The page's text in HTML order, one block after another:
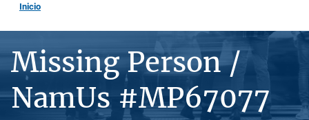
Inicio
Missing Person /
NamUs #MP67077